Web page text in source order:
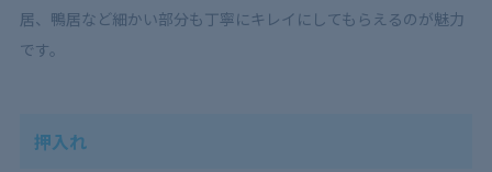
居、鴨居など細かい部分も丁寧にキレイにしてもらえるのが魅力
です。
押入れ